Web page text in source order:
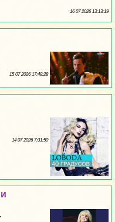
16 07 2026 13:13:19
15 07 2026 17:48:28
14 07 2026 7:31:50